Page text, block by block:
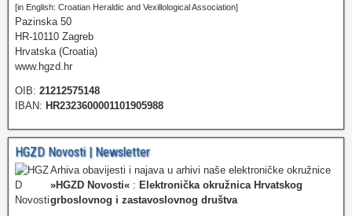
[in English: Croatian Heraldic and Vexillological Association]
Pazinska 50
HR-10110 Zagreb
Hrvatska (Croatia)
www.hgzd.hr
OIB: 21212575148
IBAN: HR2323600001101905988
HGZD Novosti | Newsletter
Arhiva obavijesti i najava u arhivi naše elektroničke okružnice
»HGZD Novosti« : Elektronička okružnica Hrvatskog
grboslovnog i zastavoslovnog društva